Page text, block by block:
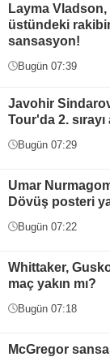
Layma Vladson,
üstündeki
sansasyon!
Bugün 07:39
Javohir
Tour'da 2. sırayı
Bugün 07:29
Umar
Dövüş posteri
Bugün 07:22
Whittaker,
maç yakın mı?
Bugün 07:18
McGregor